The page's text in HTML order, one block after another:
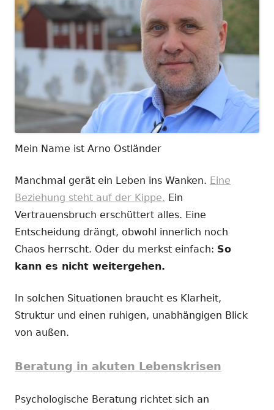
Mein Name ist Arno Ostländer
Manchmal gerät ein Leben ins Wanken. Eine
Beziehung steht auf der Kippe. Ein
Vertrauensbruch erschüttert alles. Eine
Entscheidung drängt, obwohl innerlich noch
Chaos herrscht. Oder du merkst einfach: So
kann es nicht weitergehen.
In solchen Situationen braucht es Klarheit,
Struktur und einen ruhigen, unabhängigen Blick
von außen.
Beratung in akuten Lebenskrisen
Psychologische Beratung richtet sich an